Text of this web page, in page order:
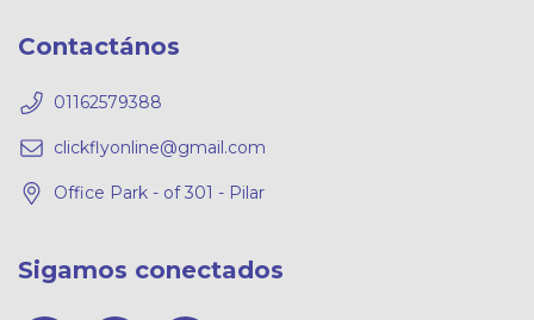
Contactános
01162579388
clickflyonline@gmail.com
Office Park - of 301 - Pilar
Sigamos conectados